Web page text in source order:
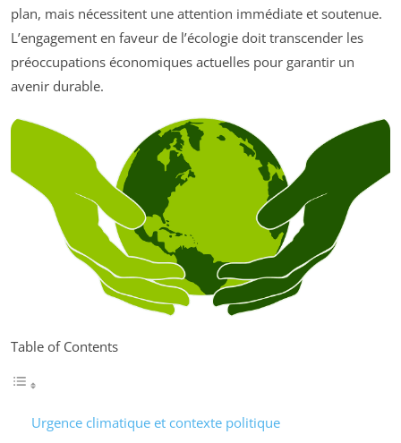
plan, mais nécessitent une attention immédiate et soutenue.
L’engagement en faveur de l’écologie doit transcender les
préoccupations économiques actuelles pour garantir un
avenir durable.
Table of Contents
Urgence climatique et contexte politique